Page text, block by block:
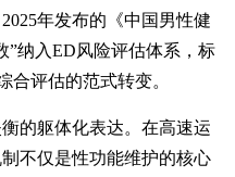
年发布的《中国男性健
”纳入ED风险评估体系，标
合评估的范式转变。
的躯体化表达。在高速运
不仅是性功能维护的核心